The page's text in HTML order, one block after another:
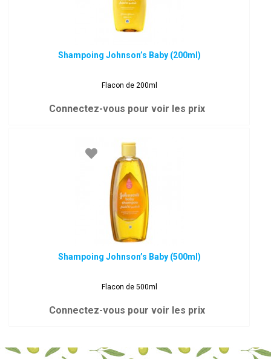
Shampoing Johnson’s Baby (200ml)
Flacon de 200ml
Connectez-vous pour voir les prix
Shampoing Johnson’s Baby (500ml)
Flacon de 500ml
Connectez-vous pour voir les prix